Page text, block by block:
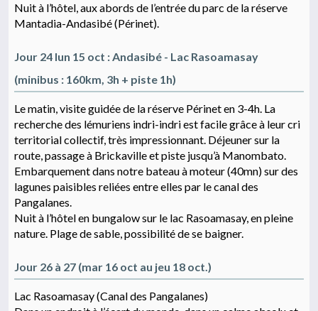
Nuit à l’hôtel, aux abords de l’entrée du parc de la réserve
Mantadia-Andasibé (Périnet).
Jour 24 lun 15 oct : Andasibé - Lac Rasoamasay
(minibus : 160km, 3h + piste 1h)
Le matin, visite guidée de la réserve Périnet en 3-4h. La
recherche des lémuriens indri-indri est facile grâce à leur cri
territorial collectif, très impressionnant. Déjeuner sur la
route, passage à Brickaville et piste jusqu’à Manombato.
Embarquement dans notre bateau à moteur (40mn) sur des
lagunes paisibles reliées entre elles par le canal des
Pangalanes.
Nuit à l’hôtel en bungalow sur le lac Rasoamasay, en pleine
nature. Plage de sable, possibilité de se baigner.
Jour 26 à 27 (mar 16 oct au jeu 18 oct.)
Lac Rasoamasay (Canal des Pangalanes)